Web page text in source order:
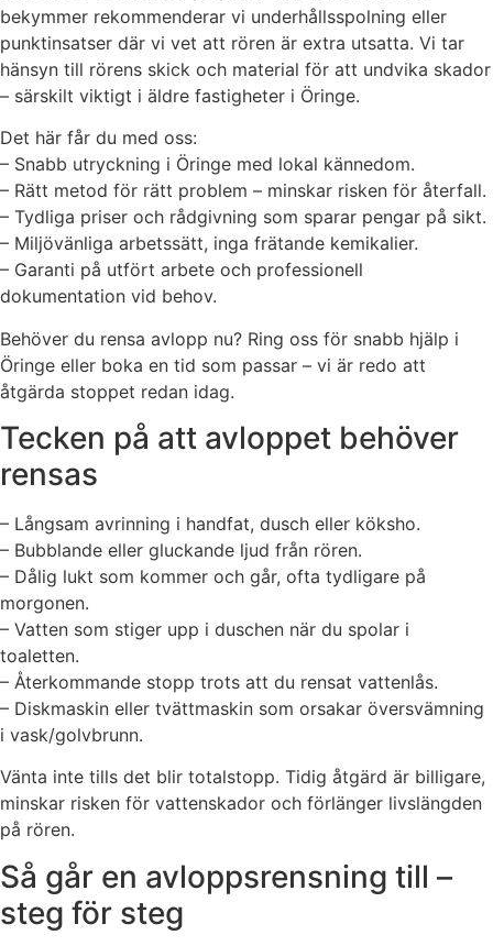
bekymmer rekommenderar vi underhållsspolning eller
punktinsatser där vi vet att rören är extra utsatta. Vi tar
hänsyn till rörens skick och material för att undvika skador
– särskilt viktigt i äldre fastigheter i Öringe.
Det här får du med oss:
– Snabb utryckning i Öringe med lokal kännedom.
– Rätt metod för rätt problem – minskar risken för återfall.
– Tydliga priser och rådgivning som sparar pengar på sikt.
– Miljövänliga arbetssätt, inga frätande kemikalier.
– Garanti på utfört arbete och professionell
dokumentation vid behov.
Behöver du rensa avlopp nu? Ring oss för snabb hjälp i
Öringe eller boka en tid som passar – vi är redo att
åtgärda stoppet redan idag.
Tecken på att avloppet behöver
rensas
– Långsam avrinning i handfat, dusch eller köksho.
– Bubblande eller gluckande ljud från rören.
– Dålig lukt som kommer och går, ofta tydligare på
morgonen.
– Vatten som stiger upp i duschen när du spolar i
toaletten.
– Återkommande stopp trots att du rensat vattenlås.
– Diskmaskin eller tvättmaskin som orsakar översvämning
i vask/golvbrunn.
Vänta inte tills det blir totalstopp. Tidig åtgärd är billigare,
minskar risken för vattenskador och förlänger livslängden
på rören.
Så går en avloppsrensning till –
steg för steg